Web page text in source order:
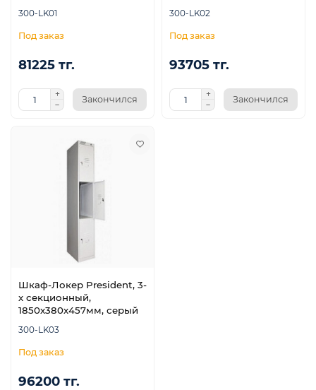
300-LK01
81225 тг.
Закончился
300-LK02
93705 тг.
Закончился
Шкаф-Локер President, 3-
х секционный,
1850х380х457мм, серый
300-LK03
96200 тг.